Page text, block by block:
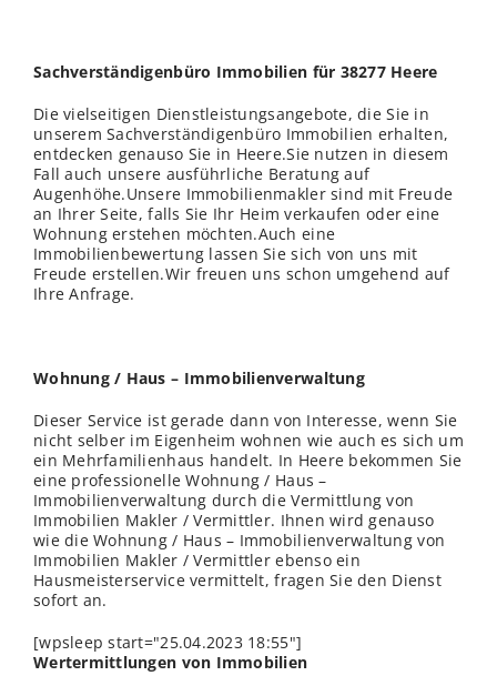
Sachverständigenbüro Immobilien für 38277 Heere
Die vielseitigen Dienstleistungsangebote, die Sie in
unserem Sachverständigenbüro Immobilien erhalten,
entdecken genauso Sie in Heere.Sie nutzen in diesem
Fall auch unsere ausführliche Beratung auf
Augenhöhe.Unsere Immobilienmakler sind mit Freude
an Ihrer Seite, falls Sie Ihr Heim verkaufen oder eine
Wohnung erstehen möchten.Auch eine
Immobilienbewertung lassen Sie sich von uns mit
Freude erstellen.Wir freuen uns schon umgehend auf
Ihre Anfrage.
Wohnung / Haus – Immobilienverwaltung
Dieser Service ist gerade dann von Interesse, wenn Sie
nicht selber im Eigenheim wohnen wie auch es sich um
ein Mehrfamilienhaus handelt. In Heere bekommen Sie
eine professionelle Wohnung / Haus –
Immobilienverwaltung durch die Vermittlung von
Immobilien Makler / Vermittler. Ihnen wird genauso
wie die Wohnung / Haus – Immobilienverwaltung von
Immobilien Makler / Vermittler ebenso ein
Hausmeisterservice vermittelt, fragen Sie den Dienst
sofort an.
[wpsleep start="25.04.2023 18:55"]
Wertermittlungen von Immobilien